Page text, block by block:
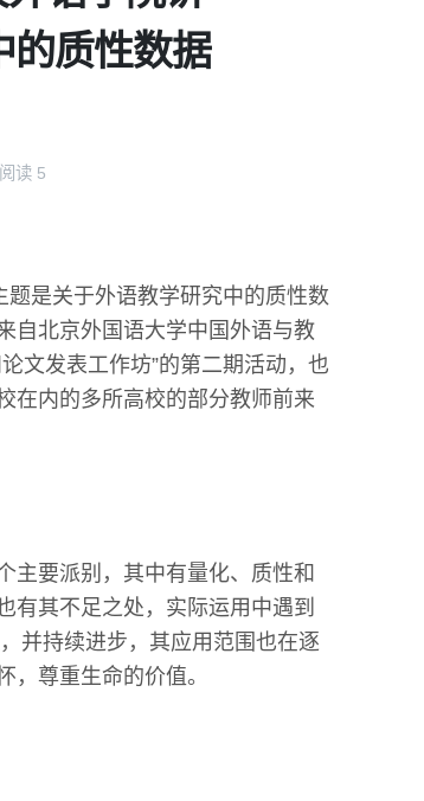
的质性数据
阅读 5
是关于外语教学研究中的质性数
自北京外国语大学中国外语与教
文发表工作坊”的第二期活动，也
在内的多所高校的部分教师前来
主要派别，其中有量化、质性和
有其不足之处，实际运用中遇到
并持续进步，其应用范围也在逐
尊重生命的价值。